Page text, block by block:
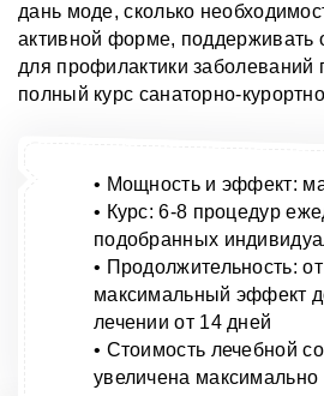
дань моде, сколько
активной форме, поддерживать
для профилактики
полный курс санаторно-
• Мощность и эффект:
• Курс: 6-8 процедур
подобранных
• Продолжительность:
максимальный эффект
лечении от 14 дней
• Стоимость лечебной
увеличена максимально